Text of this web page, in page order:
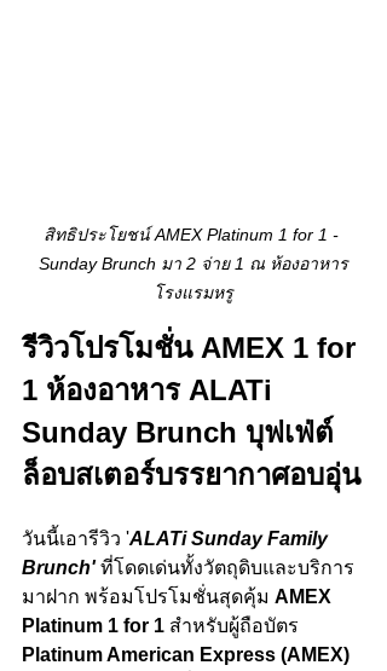
สิทธิประโยชน์ AMEX Platinum 1 for 1 -
Sunday Brunch มา 2 จ่าย 1 ณ ห้องอาหาร
โรงแรมหรู
รีวิวโปรโมชั่น AMEX 1 for
1 ห้องอาหาร ALATi
Sunday Brunch บุฟเฟ่ต์
ล็อบสเตอร์บรรยากาศอบอุ่น
วันนี้เอารีวิว 'ALATi Sunday Family
Brunch' ที่โดดเด่นทั้งวัตถุดิบและบริการ
มาฝาก พร้อมโปรโมชั่นสุดคุ้ม AMEX
Platinum 1 for 1 สำหรับผู้ถือบัตร
Platinum American Express (AMEX)